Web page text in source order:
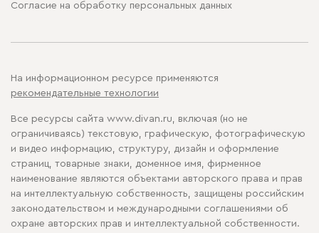
Cогласие на обработку персональных данных
На информационном ресурсе применяются
рекомендательные технологии
Все ресурсы сайта www.divan.ru, включая (но не
ограничиваясь) текстовую, графическую, фотографическую
и видео информацию, структуру, дизайн и оформление
страниц, товарные знаки, доменное имя, фирменное
наименование являются объектами авторского права и прав
на интеллектуальную собственность, защищены российским
законодательством и международными соглашениями об
охране авторских прав и интеллектуальной собственности.